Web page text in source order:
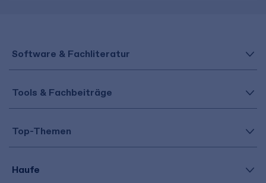
Software & Fachliteratur
Tools & Fachbeiträge
Top-Themen
Haufe